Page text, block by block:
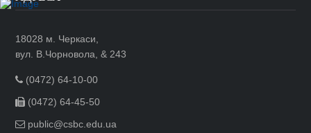
18028 м. Черкаси,
вул. В.Чорновола, & 243
(0472) 64-10-00
(0472) 64-45-50
public@csbc.edu.ua